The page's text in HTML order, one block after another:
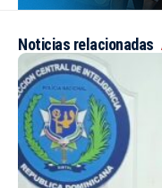
Noticias relacionadas